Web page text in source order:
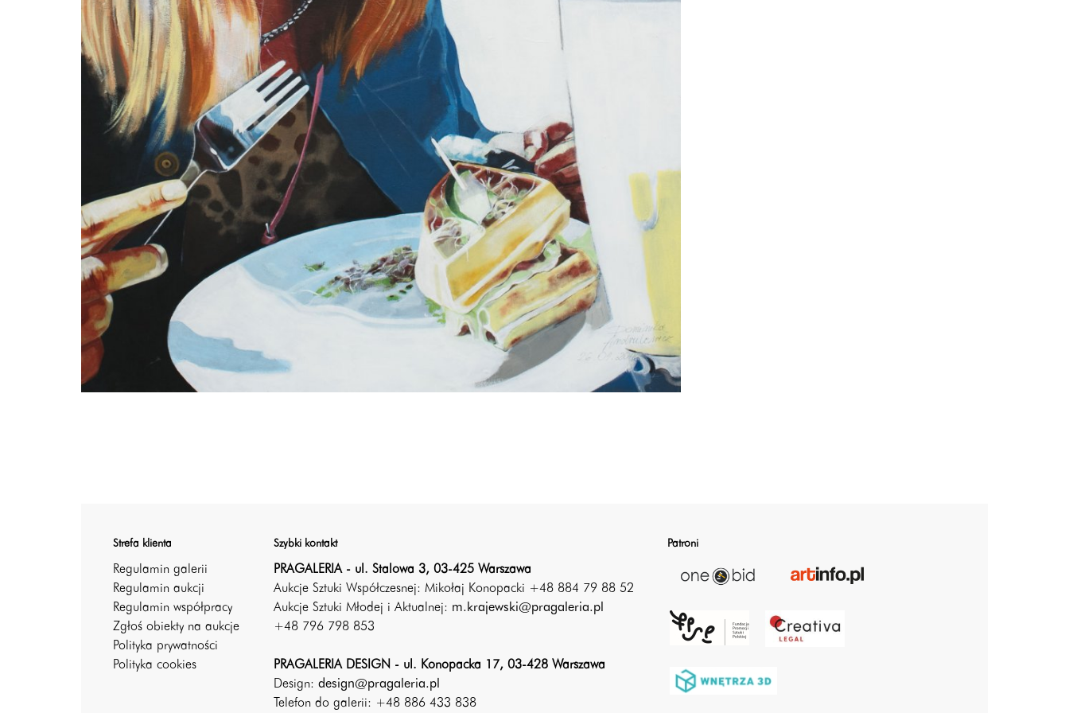
Strefa klienta
Regulamin galerii
Regulamin aukcji
Regulamin współpracy
Zgłoś obiekty na aukcje
Polityka prywatności
Polityka cookies
Szybki kontakt
PRAGALERIA - ul. Stalowa 3, 03-425 Warszawa
Aukcje Sztuki Współczesnej: Mikołaj Konopacki +48 884 79 88 52
Aukcje Sztuki Młodej i Aktualnej: m.krajewski@pragaleria.pl
+48 796 798 853
PRAGALERIA DESIGN - ul. Konopacka 17, 03-428 Warszawa
Design: design@pragaleria.pl
Telefon do galerii: +48 886 433 838
Patroni